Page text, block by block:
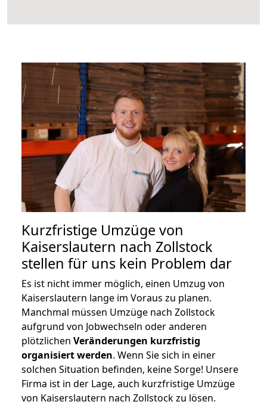
Kurzfristige Umzüge von
Kaiserslautern nach Zollstock
stellen für uns kein Problem dar
Es ist nicht immer möglich, einen Umzug von
Kaiserslautern lange im Voraus zu planen.
Manchmal müssen Umzüge nach Zollstock
aufgrund von Jobwechseln oder anderen
plötzlichen Veränderungen kurzfristig
organisiert werden. Wenn Sie sich in einer
solchen Situation befinden, keine Sorge! Unsere
Firma ist in der Lage, auch kurzfristige Umzüge
von Kaiserslautern nach Zollstock zu lösen.